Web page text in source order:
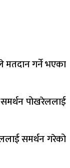
मतदान गर्ने भएका
पोखरेललाई
समर्थन गरेको